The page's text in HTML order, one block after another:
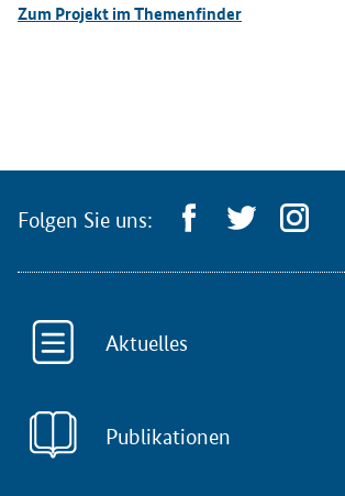
Zum Projekt im Themenfinder
Folgen Sie uns:
Aktuelles
Publikationen